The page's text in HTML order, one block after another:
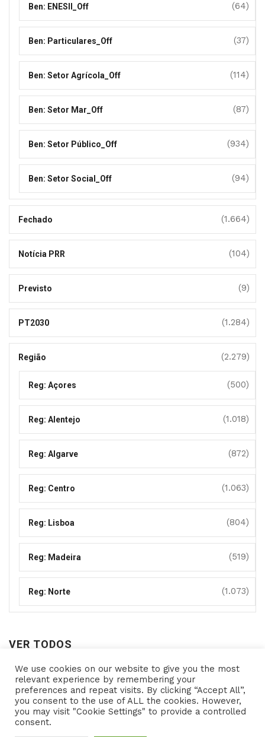
Ben: ENESII_Off (64)
Ben: Particulares_Off (37)
Ben: Setor Agrícola_Off (114)
Ben: Setor Mar_Off (87)
Ben: Setor Público_Off (934)
Ben: Setor Social_Off (94)
Fechado (1.664)
Notícia PRR (104)
Previsto (9)
PT2030 (1.284)
Região (2.279)
Reg: Açores (500)
Reg: Alentejo (1.018)
Reg: Algarve (872)
Reg: Centro (1.063)
Reg: Lisboa (804)
Reg: Madeira (519)
Reg: Norte (1.073)
VER TODOS
Ver
todos
We use cookies on our website to give you the most
relevant experience by remembering your
preferences and repeat visits. By clicking “Accept All”,
you consent to the use of ALL the cookies. However,
you may visit "Cookie Settings" to provide a controlled
consent.